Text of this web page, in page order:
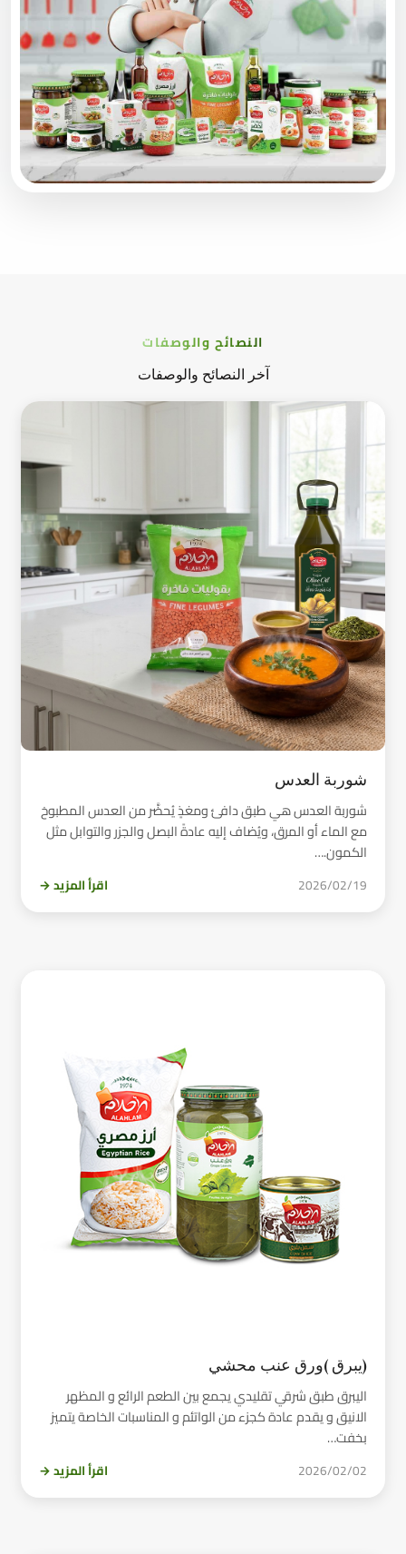
النصائح والوصفات
آخر النصائح والوصفات
شوربة العدس
شوربة العدس هي طبق دافئ ومغذٍ يُحضَّر من العدس المطبوخ
مع الماء أو المرق، ويُضاف إليه عادةً البصل والجزر والتوابل مثل
الكمون.…
2026/02/19 اقرأ المزيد →
(يبرق )ورق عنب محشي
اليبرق طبق شرقي تقليدي يجمع بين الطعم الرائع و المظهر
الانيق و يقدم عادة كجزء من الواتئم و المناسبات الخاصة يتميز
بخفت…
2026/02/02 اقرأ المزيد →